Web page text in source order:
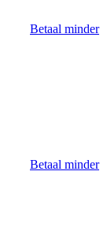
Betaal minder
Betaal minder